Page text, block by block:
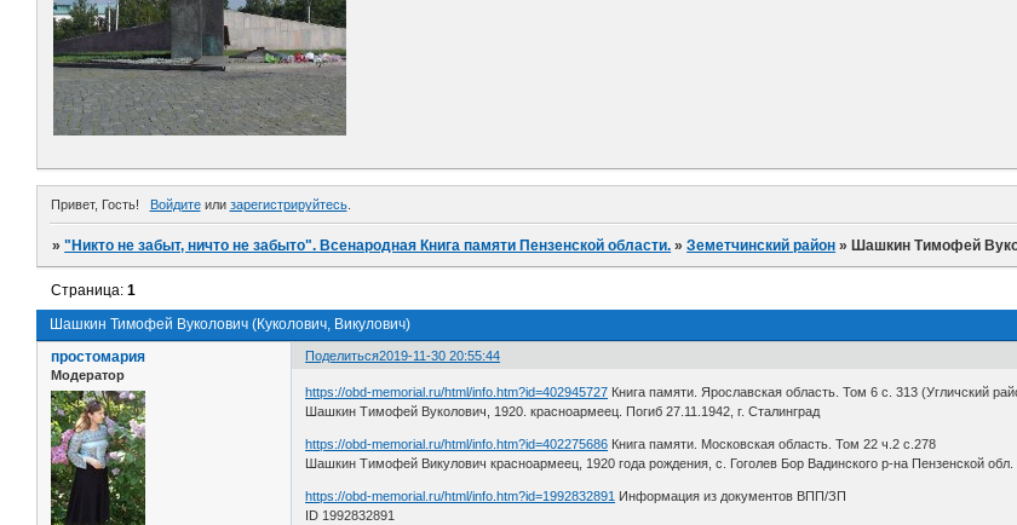
Привет, Гость! Войдитеили зарегистрируйтесь.
»"Никто не забыт, ничто не забыто". Всенародная Книга памяти Пензенской области. »Земетчинский район » Шашкин Тимофей
Шашкин Тимофей Вуколович (Куколович, Викулович)
Страница:1
Поделиться2019-11-30 20:55:44
простомария
Модератор
https://obd-memorial.ru/html/info.htm?id=402945727 Книга памяти. Ярославская область. Том 6 с. 313 (Угличский
Шашкин Тимофей Вуколович, 1920. красноармеец. Погиб 27.11.1942, г. Сталинград
https://obd-memorial.ru/html/info.htm?id=402275686 Книга памяти. Московская область. Том 22 ч.2 с.278
Шашкин Тимофей Викулович красноармеец, 1920 года рождения, с. Гоголев Бор Вадинского р-на Пензенской
https://obd-memorial.ru/html/info.htm?id=1992832891 Информация из документов ВПП/ЗП
ID 1992832891